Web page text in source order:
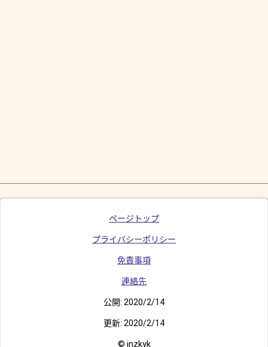
ページトップ
プライバシーポリシー
免責事項
連絡先
公開: 2020/2/14
更新: 2020/2/14
© inzkyk